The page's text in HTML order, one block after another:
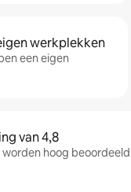
werkplekken
een eigen
van 4,8
hoog